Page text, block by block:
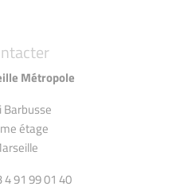
Métropole
Barbusse
étage
4 91 99 01 40